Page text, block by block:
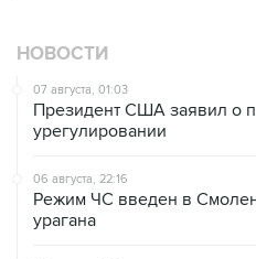
НОВОСТИ
07 августа, 01:03
Президент США заявил о
урегулировании
06 августа, 22:16
Режим ЧС введен в
урагана